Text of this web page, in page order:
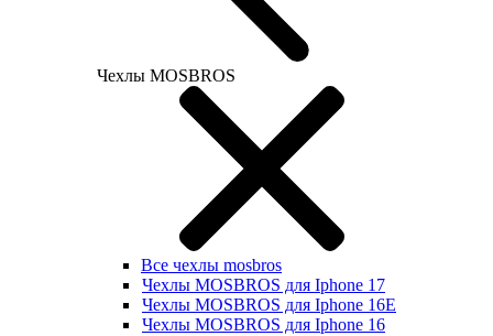
Чехлы MOSBROS
Все чехлы mosbros
Чехлы MOSBROS для Iphone 17
Чехлы MOSBROS для Iphone 16E
Чехлы MOSBROS для Iphone 16